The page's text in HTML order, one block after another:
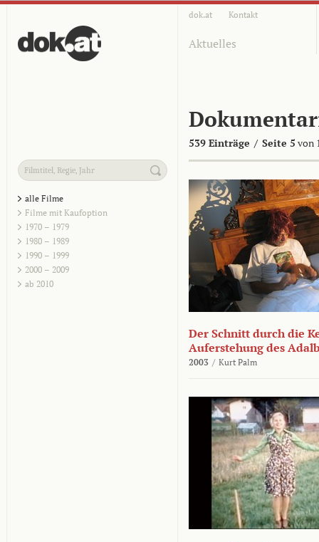
dok.at Kontakt
Aktuelles
539 Einträge / Seite 5 von
alle Filme
Filme mit Kaufoption
1970 – 1979
1980 – 1989
1990 – 1999
2000 – 2009
ab 2010
Der Schnitt durch die
Auferstehung des
2003 / Kurt Palm